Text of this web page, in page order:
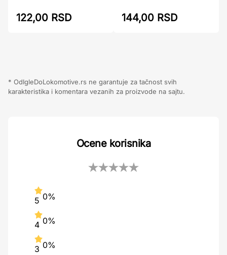
122,00 RSD 144,00 RSD
* OdIgleDoLokomotive.rs ne garantuje za tačnost svih
karakteristika i komentara vezanih za proizvode na sajtu.
Ocene korisnika
5 0%
4 0%
3 0%